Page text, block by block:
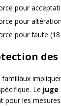
pour
pour
pour faute
familiaux
Le juge
pour les